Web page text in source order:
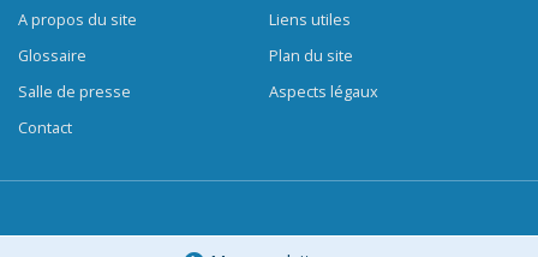
A propos du site
Glossaire
Salle de presse
Contact
Liens utiles
Plan du site
Aspects légaux